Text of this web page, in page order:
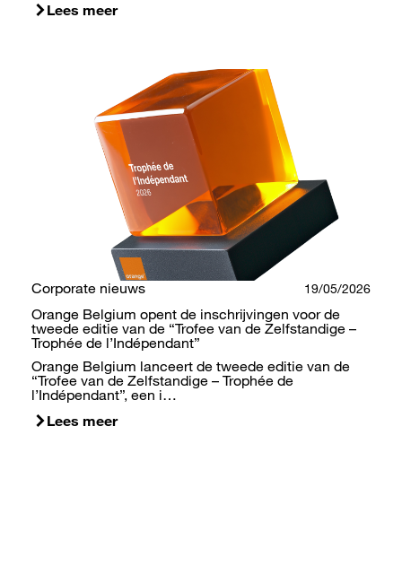
Lees meer
Corporate nieuws 19/05/2026
Orange Belgium opent de inschrijvingen voor de
tweede editie van de “Trofee van de Zelfstandige –
Trophée de l’Indépendant”
Orange Belgium lanceert de tweede editie van de
“Trofee van de Zelfstandige – Trophée de
l’Indépendant”, een i…
Lees meer